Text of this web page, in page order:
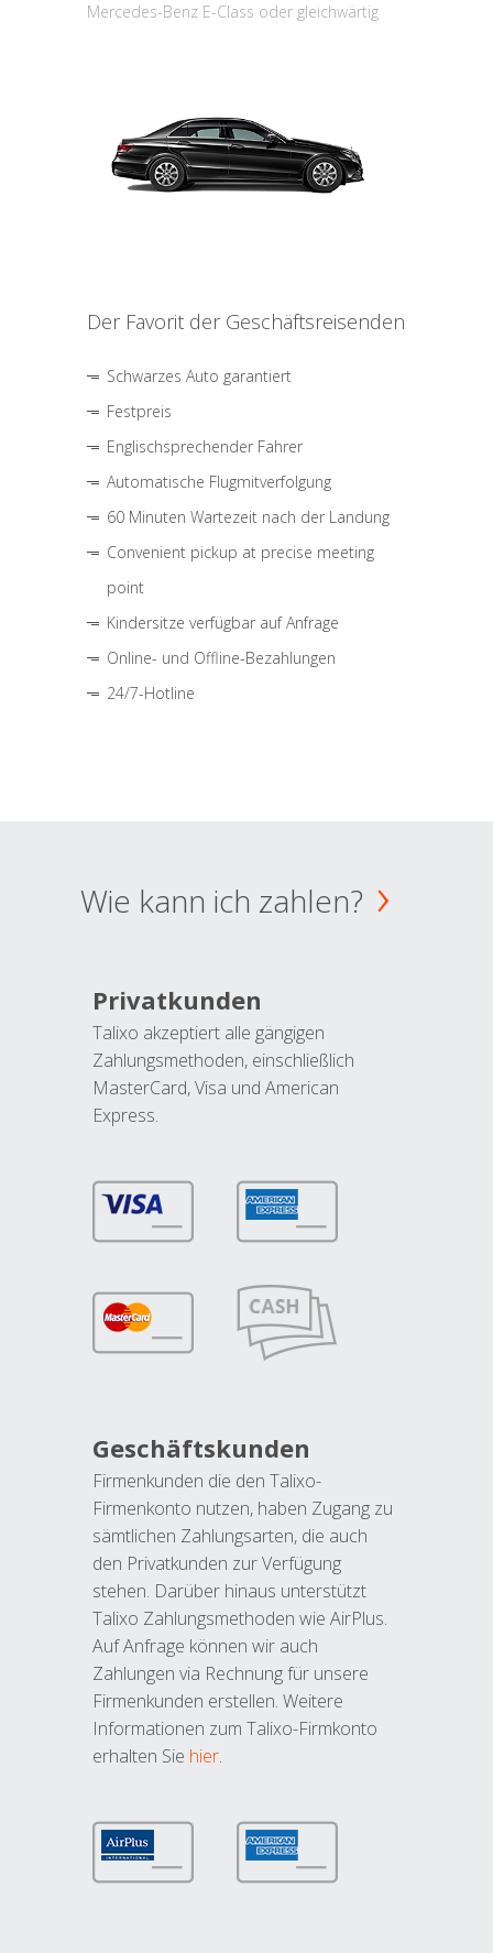
Mercedes-Benz E-Class oder gleichwärtig
Der Favorit der Geschäftsreisenden
Schwarzes Auto garantiert
Festpreis
Englischsprechender Fahrer
Automatische Flugmitverfolgung
60 Minuten Wartezeit nach der Landung
Convenient pickup at precise meeting
point
Kindersitze verfügbar auf Anfrage
Online- und Offline-Bezahlungen
24/7-Hotline
Wie kann ich zahlen?
Privatkunden
Talixo akzeptiert alle gängigen
Zahlungsmethoden, einschließlich
MasterCard, Visa und American
Express.
Geschäftskunden
Firmenkunden die den Talixo-
Firmenkonto nutzen, haben Zugang zu
sämtlichen Zahlungsarten, die auch
den Privatkunden zur Verfügung
stehen. Darüber hinaus unterstützt
Talixo Zahlungsmethoden wie AirPlus.
Auf Anfrage können wir auch
Zahlungen via Rechnung für unsere
Firmenkunden erstellen. Weitere
Informationen zum Talixo-Firmkonto
erhalten Sie hier.